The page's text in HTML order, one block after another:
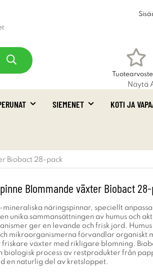
Näytä
SIEMENET KOTI JA
Biobact 28-pack
Blommande växter Biobact
mineraliska näringspinnar, speciellt
unika sammansättningen av humus och
ger en levande och frisk jord.
mikroorganismerna förvandlar organiskt
friskare växter med rikligare blomning.
biologisk process av restprodukter från
en naturlig del av kretsloppet.